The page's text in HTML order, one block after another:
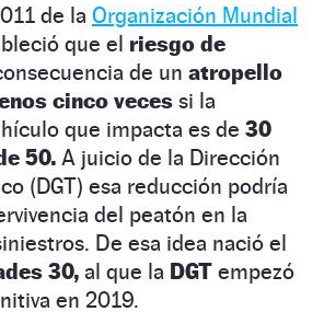
de la Organización Mundial
que el riesgo de
de un atropello
cinco veces si la
que impacta es de 30
50. A juicio de la Dirección
(DGT) esa reducción podría
del peatón en la
De esa idea nació el
30, al que la DGT empezó
en 2019.